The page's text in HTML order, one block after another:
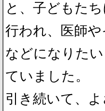
と、子どもた
行われ、医師
などになりた
ていました。
引き続いて、